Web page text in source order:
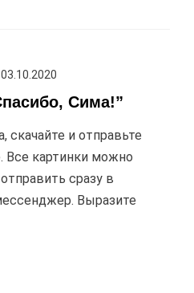
03.10.2020
Сима!”
скачайте и отправьте
Все картинки можно
сразу в
Выразите